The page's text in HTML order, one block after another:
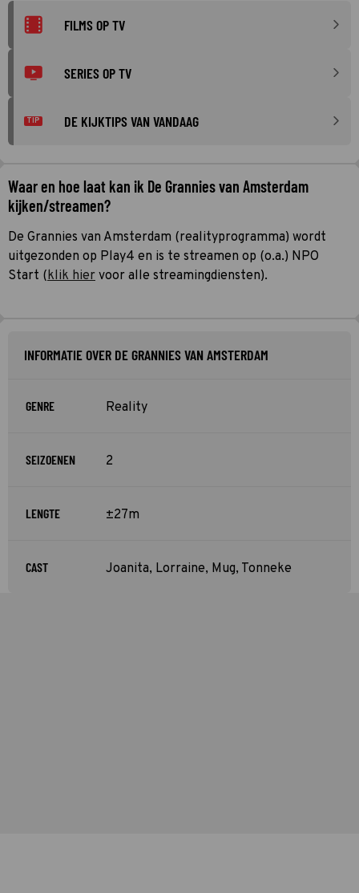
FILMS OP TV
SERIES OP TV
TIP DE KIJKTIPS VAN VANDAAG
Waar en hoe laat kan ik De Grannies van Amsterdam
kijken/streamen?
De Grannies van Amsterdam (realityprogramma) wordt
uitgezonden op Play4 en is te streamen op (o.a.) NPO
Start (klik hier voor alle streamingdiensten).
INFORMATIE OVER DE GRANNIES VAN AMSTERDAM
GENRE Reality
SEIZOENEN 2
LENGTE ±27m
CAST Joanita, Lorraine, Mug, Tonneke